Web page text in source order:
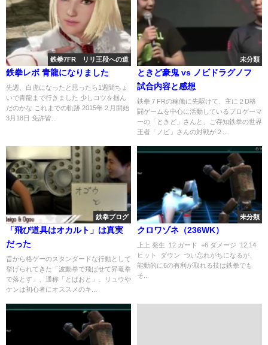
鉄拳7FR リリ王段への道
鉄拳レボ 青龍になりました
先週、白虎になったと思ったら1週間ちょ
いで青龍まで行きました 少しコツを掴ん
だのかな これまでの軌跡 2015年２月開始
3月18日 免許皆...
未分類
ときど豪鬼 vs ノビドラグノフ
試合内容と感想
鉄拳７FRの稼働に先駆けて、主に２D格
闘ゲームを中心に活動しているプロゲーマ
ーの「ときど」さんと、ご存知鉄拳の世界
王者「ノビ」さんの対戦が２...
鉄拳ブログ
「飛び道具はオカルト」は真実
だった
昔から格ゲーのスタンダードな行動として
挙げられてきた「波動拳で飛ばせて昇竜拳
で落とす」、通称「とばおと」。リュウや
ケンは初心者にオススメのキ...
未分類
クロワゾネ（236WK）
上上 発生 12 ガード +6 ダメージ 12,14
ヒット ダウン つい忘れがちになるが、
能動的に6の有利が取れる技は鉄拳でも
そ...